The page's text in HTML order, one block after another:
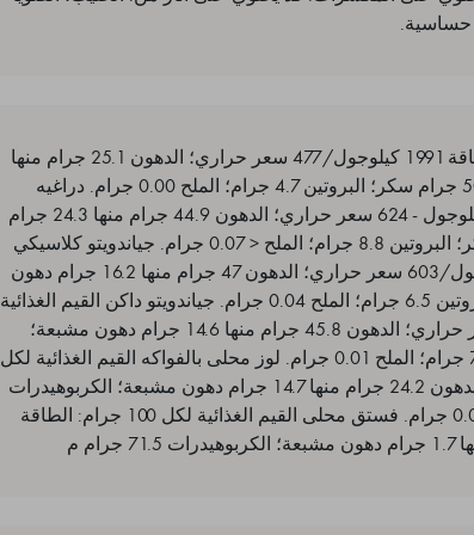
حساسية.
دراغيه الليمون القيم الغذائية المتوسطة لكل 100 جرام: الطاقة 1991 كيلوجول/477 سعر حراري؛ الدهون 25.1 جرام منها
14.9 جرام دهون مشبعة؛ الكربوهيدرات 55.6 جرام منها 50.9 جرام سكر؛ البروتين 4.7 جرام؛ الملح 0.00 جرام. دراغيه
حبوب الكاكاو القيم الغذائية لكل 100 جرام: الطاقة 2584 كيلوجول - 624 سعر حراري؛ الدهون 44.9 جرام منها 24.3 جرام
دهون مشبعة؛ الكربوهيدرات 35.1 جرام منها 27.2 جرام سكر؛ البروتين 8.8 جرام؛ الملح < 0.07 جرام. جياندويتو كلاسيكي
القيم الغذائية المتوسطة لكل 100 جرام: الطاقة 2516 كيلوجول/603 سعر حراري؛ الدهون 47 جرام منها 16.2 جرام دهون
مشبعة؛ الكربوهيدرات 40.1 جرام منها 34.1 جرام سكر؛ البروتين 6.5 جرام؛ الملح 0.04 جرام. جياندويتو داكن القيم الغذائية
المتوسطة لكل 100 جرام: الطاقة 2483 كيلوجول/595 سعر حراري؛ الدهون 45.8 جرام منها 14.6 جرام دهون مشبعة؛
الكربوهيدرات 41.9 جرام منها 34.9 جرام سكر؛ البروتين 7.5 جرام؛ الملح 0.01 جرام. لوز محلى بالفواكه القيم الغذائية لكل
100 جرام: الطاقة 2031.5 كيلوجول - 485.8 سعر حراري؛ الدهون 24.2 جرام منها 14.7 جرام دهون مشبعة؛ الكربوهيدرات
70.2 جرام منها 62.2 جرام سكر؛ البروتين 4.6 جرام؛ الملح 0.0 جرام. فستق محلى القيم الغذائية لكل 100 جرام: الطاقة